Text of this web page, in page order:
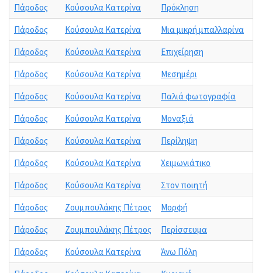
Πάροδος
Κούσουλα Κατερίνα
Πρόκληση
Πάροδος
Κούσουλα Κατερίνα
Μια μικρή μπαλλαρίνα
Πάροδος
Κούσουλα Κατερίνα
Επιχείρηση
Πάροδος
Κούσουλα Κατερίνα
Μεσημέρι
Πάροδος
Κούσουλα Κατερίνα
Παλιά φωτογραφία
Πάροδος
Κούσουλα Κατερίνα
Μοναξιά
Πάροδος
Κούσουλα Κατερίνα
Περίληψη
Πάροδος
Κούσουλα Κατερίνα
Χειμωνιάτικο
Πάροδος
Κούσουλα Κατερίνα
Στον ποιητή
Πάροδος
Ζουμπουλάκης Πέτρος
Μορφή
Πάροδος
Ζουμπουλάκης Πέτρος
Περίσσευμα
Πάροδος
Κούσουλα Κατερίνα
Άνω Πόλη